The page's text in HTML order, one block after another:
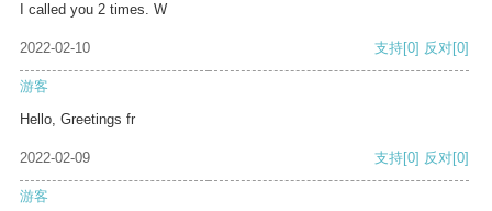
I called you 2 times. W
2022-02-10 支持[0] 反对[0]
游客
Hello, Greetings fr
2022-02-09 支持[0] 反对[0]
游客